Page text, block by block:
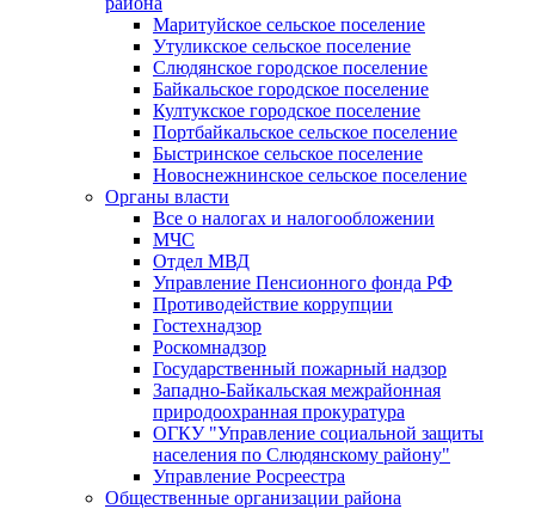
Маритуйское сельское поселение
Утуликское сельское поселение
Слюдянское городское поселение
Байкальское городское поселение
Култукское городское поселение
Портбайкальское сельское поселение
Быстринское сельское поселение
Новоснежнинское сельское поселение
Органы власти
Все о налогах и налогообложении
МЧС
Отдел МВД
Управление Пенсионного фонда РФ
Противодействие коррупции
Гостехнадзор
Роскомнадзор
Государственный пожарный надзор
Западно-Байкальская межрайонная
природоохранная прокуратура
ОГКУ "Управление социальной защиты
населения по Слюдянскому району"
Управление Росреестра
Общественные организации района